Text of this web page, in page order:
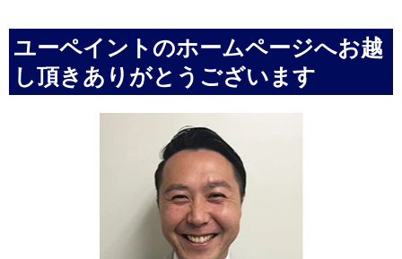
ユーペイントのホームページへお越
し頂きありがとうございます